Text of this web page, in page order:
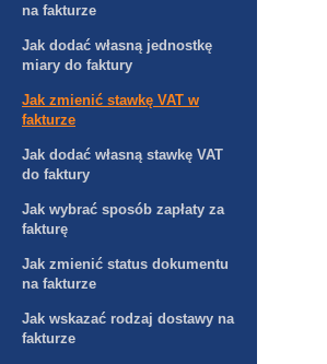
na fakturze
Jak dodać własną jednostkę
miary do faktury
Jak zmienić stawkę VAT w
fakturze
Jak dodać własną stawkę VAT
do faktury
Jak wybrać sposób zapłaty za
fakturę
Jak zmienić status dokumentu
na fakturze
Jak wskazać rodzaj dostawy na
fakturze